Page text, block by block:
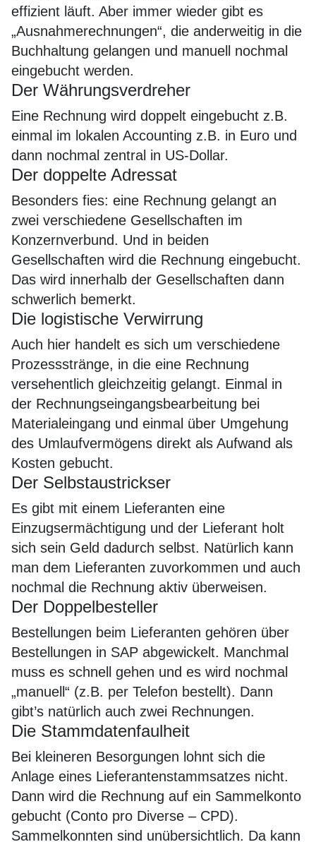
effizient läuft. Aber immer wieder gibt es
„Ausnahmerechnungen“, die anderweitig in die
Buchhaltung gelangen und manuell nochmal
eingebucht werden.
Der Währungsverdreher
Eine Rechnung wird doppelt eingebucht z.B.
einmal im lokalen Accounting z.B. in Euro und
dann nochmal zentral in US-Dollar.
Der doppelte Adressat
Besonders fies: eine Rechnung gelangt an
zwei verschiedene Gesellschaften im
Konzernverbund. Und in beiden
Gesellschaften wird die Rechnung eingebucht.
Das wird innerhalb der Gesellschaften dann
schwerlich bemerkt.
Die logistische Verwirrung
Auch hier handelt es sich um verschiedene
Prozessstränge, in die eine Rechnung
versehentlich gleichzeitig gelangt. Einmal in
der Rechnungseingangsbearbeitung bei
Materialeingang und einmal über Umgehung
des Umlaufvermögens direkt als Aufwand als
Kosten gebucht.
Der Selbstaustrickser
Es gibt mit einem Lieferanten eine
Einzugsermächtigung und der Lieferant holt
sich sein Geld dadurch selbst. Natürlich kann
man dem Lieferanten zuvorkommen und auch
nochmal die Rechnung aktiv überweisen.
Der Doppelbesteller
Bestellungen beim Lieferanten gehören über
Bestellungen in SAP abgewickelt. Manchmal
muss es schnell gehen und es wird nochmal
„manuell“ (z.B. per Telefon bestellt). Dann
gibt’s natürlich auch zwei Rechnungen.
Die Stammdatenfaulheit
Bei kleineren Besorgungen lohnt sich die
Anlage eines Lieferantenstammsatzes nicht.
Dann wird die Rechnung auf ein Sammelkonto
gebucht (Conto pro Diverse – CPD).
Sammelkonnten sind unübersichtlich. Da kann